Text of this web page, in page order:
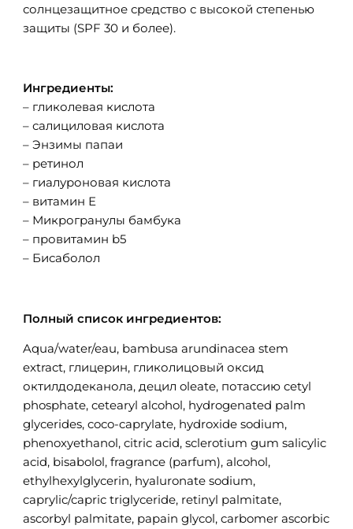
солнцезащитное средство с высокой степенью
защиты (SPF 30 и более).
Ингредиенты:
– гликолевая кислота
– салициловая кислота
– Энзимы папаи
– ретинол
– гиалуроновая кислота
– витамин Е
– Микрогранулы бамбука
– провитамин b5
– Бисаболол
Полный список ингредиентов:
Aqua/water/eau, bambusa arundinacea stem
extract, глицерин, гликолицовый оксид
октилдодеканола, децил oleate, потассию cetyl
phosphate, cetearyl alcohol, hydrogenated palm
glycerides, coco-caprylate, hydroxide sodium,
phenoxyethanol, citric acid, sclerotium gum salicylic
acid, bisabolol, fragrance (parfum), alcohol,
ethylhexylglycerin, hyaluronate sodium,
caprylic/capric triglyceride, retinyl palmitate,
ascorbyl palmitate, papain glycol, carbomer ascorbic